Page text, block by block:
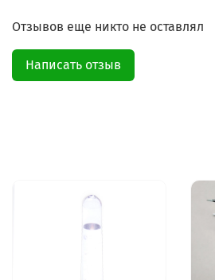
Отзывов еще никто не оставлял
Написать отзыв